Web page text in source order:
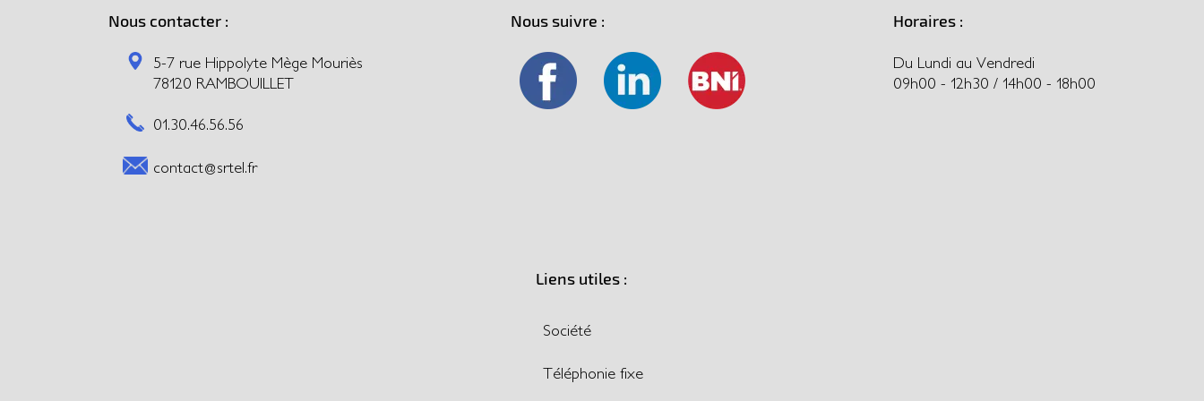
Nous contacter :
5-7 rue Hippolyte Mège Mouriès
78120 RAMBOUILLET
01.30.46.56.56
contact@srtel.fr
Nous suivre : Horaires :
Du Lundi au Vendredi
09h00 - 12h30 / 14h00 - 18h00
Liens utiles :
Société
Téléphonie fixe